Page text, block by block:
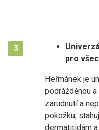
3
pro
Heřmánek je
podrážděnou
zarudnutí a
pokožku,
dermatitidám